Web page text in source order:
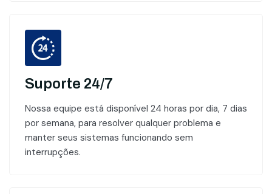
Suporte 24/7
Nossa equipe está disponível 24 horas por dia, 7 dias
por semana, para resolver qualquer problema e
manter seus sistemas funcionando sem
interrupções.